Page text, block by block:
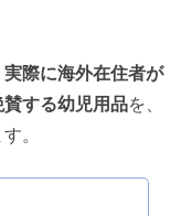
実際に海外在住者が
賛する幼児用品を、
。